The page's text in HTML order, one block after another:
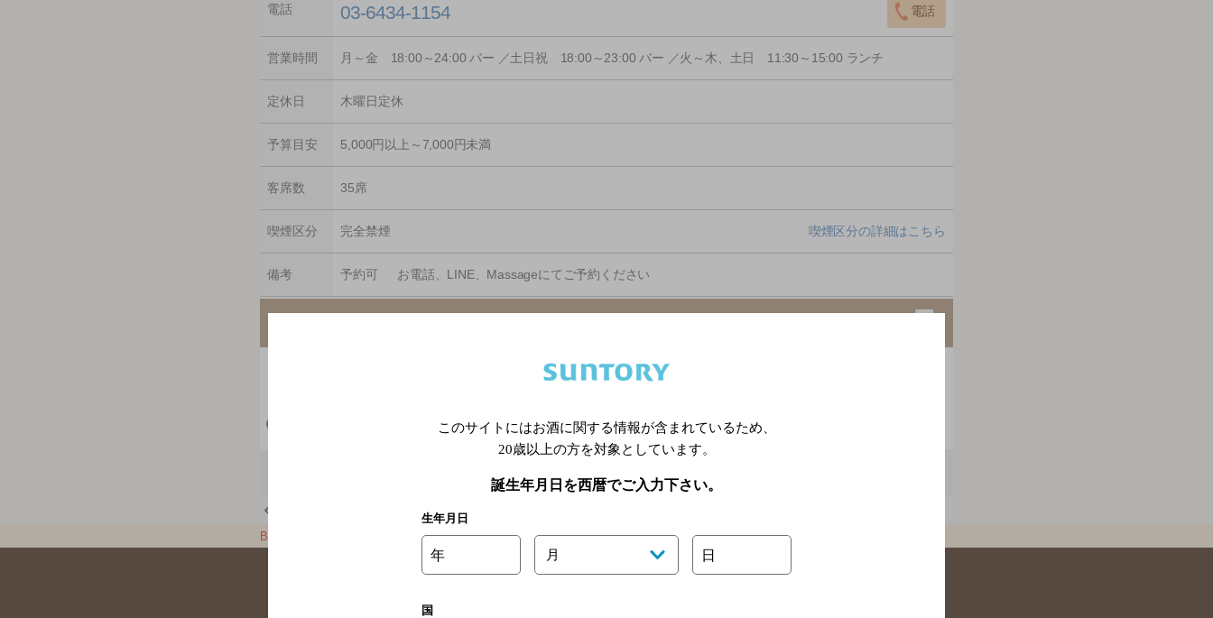
電話 03-6434-1154
営業時間 月～金 18:00～24:00 バー ／土日祝 18:00～23:00 バー ／火～木、土日 11:30～15:00 ランチ
定休日 木曜日定休
予算目安 5,000円以上～7,000円未満
客席数 35席
喫煙区分 完全禁煙 喫煙区分の詳細はこちら
備考 予約可 お電話、LINE、Massageにてご予約ください
※ 掲載されている情報は最新の内容と異なる場合があります。詳しくはお店にお問い合わせください。
※ 掲載されているリンク等の外部コンテンツはお客様のご判断でご利用ください。
もしお店がなかったら、お知らせください！
地図 クーポン
BAR-NAVI SPALTI
このサイトにはお酒に関する情報が含まれているため、
20歳以上の方を対象としています。
誕生年月日を西暦でご入力下さい。
生年月日
年 月 日
国